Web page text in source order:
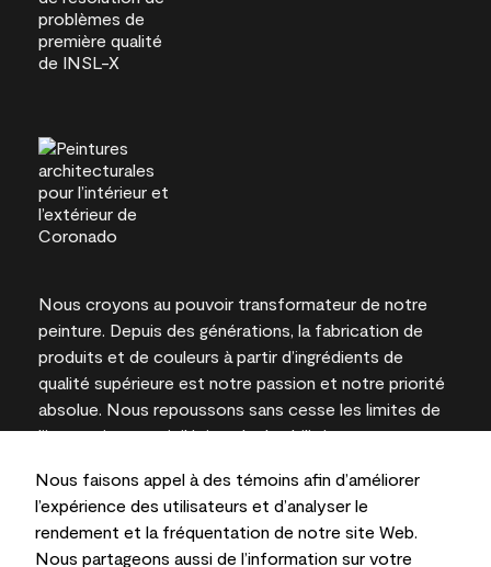
Nous faisons appel à des témoins afin d’améliorer
l’expérience des utilisateurs et d’analyser le
rendement et la fréquentation de notre site Web.
Nous partageons aussi de l’information sur votre
Nous croyons au pouvoir transformateur de notre
peinture. Depuis des générations, la fabrication de
produits et de couleurs à partir d’ingrédients de
qualité supérieure est notre passion et notre priorité
absolue. Nous repoussons sans cesse les limites de
l’innovation et privilégions la durabilité pour
l’expertise locale.